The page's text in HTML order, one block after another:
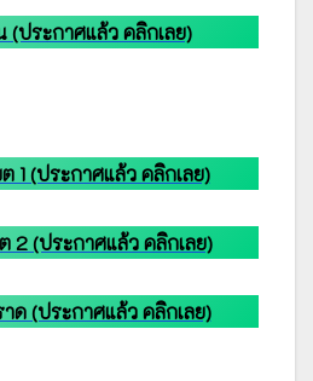
ประกาศแล้ว คลิกเลย)
1 (ประกาศแล้ว คลิกเลย)
2 (ประกาศแล้ว คลิกเลย)
ด (ประกาศแล้ว คลิกเลย)